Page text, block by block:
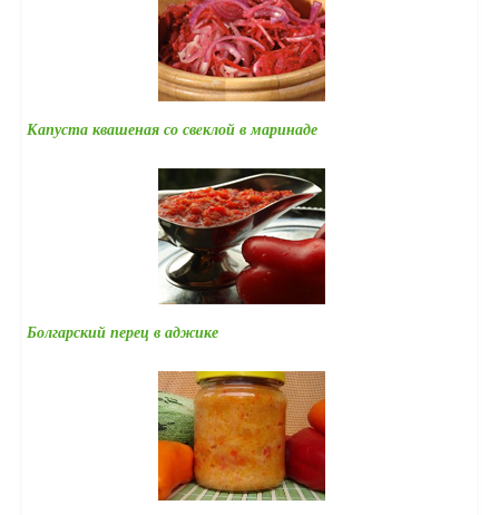
Капуста квашеная со свeклой в маринаде
Болгарский перец в аджике